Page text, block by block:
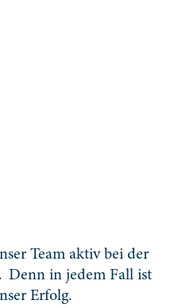
Team aktiv bei der
Denn in jedem Fall ist
Erfolg.